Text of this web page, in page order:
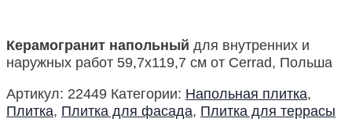
Керамогранит напольный для внутренних и
наружных работ 59,7х119,7 см от Cerrad, Польша
Артикул: 22449 Категории: Напольная плитка,
Плитка, Плитка для фасада, Плитка для террасы